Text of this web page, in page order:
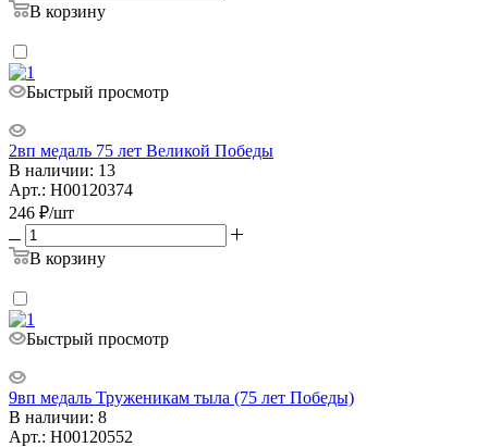
В корзину
Быстрый просмотр
2вп медаль 75 лет Великой Победы
В наличии: 13
Арт.: Н00120374
246 ₽/шт
В корзину
Быстрый просмотр
9вп медаль Труженикам тыла (75 лет Победы)
В наличии: 8
Арт.: Н00120552